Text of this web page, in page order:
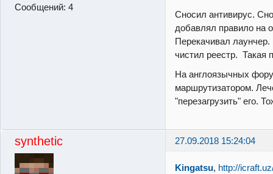
Сообщений: 4
Сносил антивирус.
добавлял правило на
Перекачивал
чистил реестр. Такая
На англоязычных
маршрутизатором.
"перезагрузить" его.
synthetic 27.09.2018 15:24:04
Kingatsu, http://